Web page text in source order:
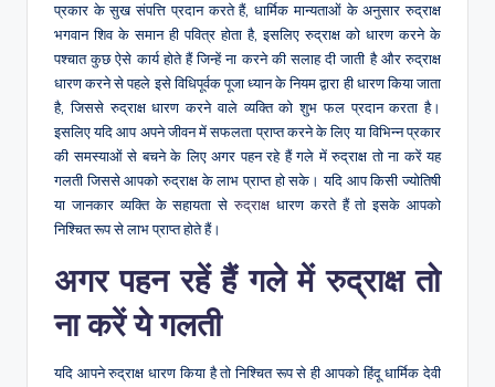
प्रकार के सुख संपत्ति प्रदान करते हैं, धार्मिक मान्यताओं के अनुसार रुद्राक्ष
भगवान शिव के समान ही पवित्र होता है, इसलिए रुद्राक्ष को धारण करने के
पश्चात कुछ ऐसे कार्य होते हैं जिन्हें ना करने की सलाह दी जाती है और रुद्राक्ष
धारण करने से पहले इसे विधिपूर्वक पूजा ध्यान के नियम द्वारा ही धारण किया जाता
है, जिससे रुद्राक्ष धारण करने वाले व्यक्ति को शुभ फल प्रदान करता है।
इसलिए यदि आप अपने जीवन में सफलता प्राप्त करने के लिए या विभिन्न प्रकार
की समस्याओं से बचने के लिए अगर पहन रहे हैं गले में रुद्राक्ष तो ना करें यह
गलती जिससे आपको रुद्राक्ष के लाभ प्राप्त हो सके। यदि आप किसी ज्योतिषी
या जानकार व्यक्ति के सहायता सेरुद्राक्ष धारण करते हैं तो इसके आपको
निश्चित रूप से लाभ प्राप्त होते हैं।
अगर पहन रहें हैं गले में रुद्राक्ष तो
ना करें ये गलती
यदि आपने रुद्राक्ष धारण किया है तो निश्चित रूप से ही आपको हिंदू धार्मिक देवी